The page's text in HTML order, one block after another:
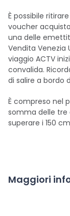
È possibile
voucher
una delle
Vendita Venezia
viaggio ACTV
convalida.
di salire a bordo
È compreso nel
somma delle tre
superare i 150
Maggiori